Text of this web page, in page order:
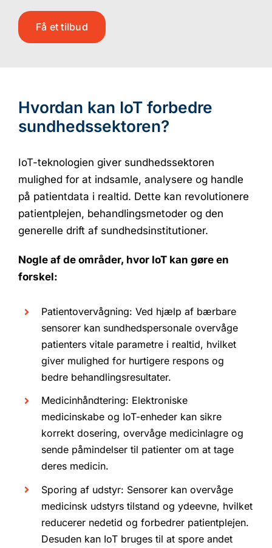
Få et tilbud
Hvordan kan IoT forbedre
sundhedssektoren?
IoT-teknologien giver sundhedssektoren
mulighed for at indsamle, analysere og handle
på patientdata i realtid. Dette kan revolutionere
patientplejen, behandlingsmetoder og den
generelle drift af sundhedsinstitutioner.
Nogle af de områder, hvor IoT kan gøre en
forskel:
Patientovervågning: Ved hjælp af bærbare
sensorer kan sundhedspersonale overvåge
patienters vitale parametre i realtid, hvilket
giver mulighed for hurtigere respons og
bedre behandlingsresultater.
Medicinhåndtering: Elektroniske
medicinskabe og IoT-enheder kan sikre
korrekt dosering, overvåge medicinlagre og
sende påmindelser til patienter om at tage
deres medicin.
Sporing af udstyr: Sensorer kan overvåge
medicinsk udstyrs tilstand og ydeevne, hvilket
reducerer nedetid og forbedrer patientplejen.
Desuden kan IoT bruges til at spore andet